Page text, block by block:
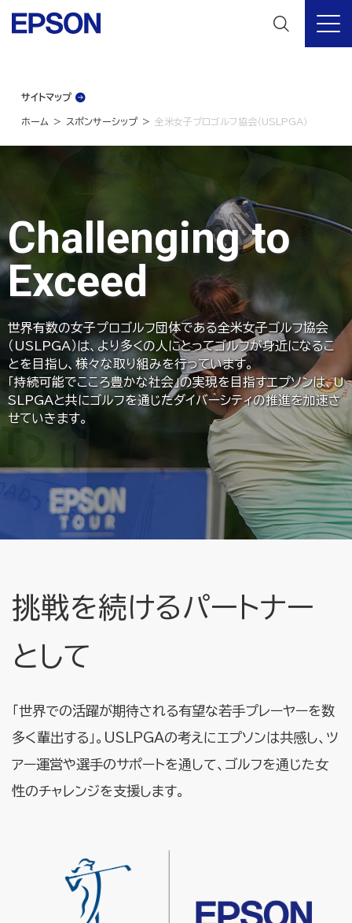
サイトマップ
ホーム スポンサーシップ 全米女子プロゴルフ協会（USLPGA）
Challenging to
Exceed
世界有数の女子プロゴルフ団体である全米女子ゴルフ協会
（USLPGA）は、より多くの人にとってゴルフが身近になるこ
とを目指し、様々な取り組みを行っています。
「持続可能でこころ豊かな社会」の実現を目指すエプソンは、U
SLPGAと共にゴルフを通じたダイバーシティの推進を加速さ
せていきます。
挑戦を続けるパートナー
として
「世界での活躍が期待される有望な若手プレーヤーを数
多く輩出する」。USLPGAの考えにエプソンは共感し、ツ
アー運営や選手のサポートを通して、ゴルフを通じた女
性のチャレンジを支援します。